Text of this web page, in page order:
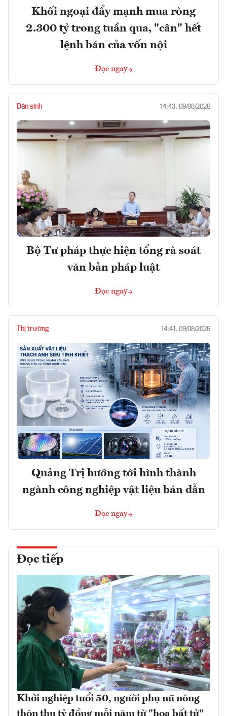
Khối ngoại đẩy mạnh mua ròng
2.300 tỷ trong tuần qua, "cân" hết
lệnh bán của vốn nội
Đọc ngay
Dân sinh 14:43, 09/08/2026
Bộ Tư pháp thực hiện tổng rà soát
văn bản pháp luật
Đọc ngay
Thị trường 14:41, 09/08/2026
Quảng Trị hướng tới hình thành
ngành công nghiệp vật liệu bán dẫn
Đọc ngay
Đọc tiếp
Khởi nghiệp tuổi 50, người phụ nữ nông